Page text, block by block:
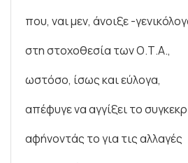
που, ναι μεν, άνοιξε -
στη στοχοθεσία των Ο.Τ.Α.,
ωστόσο, ίσως και εύλογα,
απέφυγε να αγγίξει το
αφήνοντάς το για τις αλλαγές